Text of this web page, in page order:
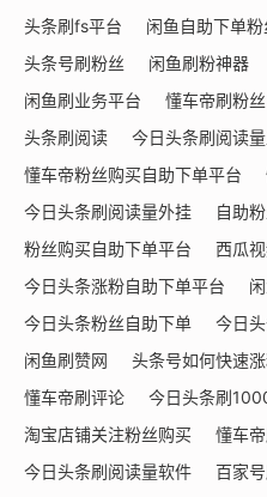
头条刷fs平台
闲鱼自助下单粉
头条号刷粉丝
闲鱼刷粉神器
闲鱼刷业务平台
懂车帝刷粉丝
头条刷阅读
今日头条刷阅读
懂车帝粉丝购买自助下单平台
今日头条刷阅读量外挂
自助
粉丝购买自助下单平台
西瓜
今日头条涨粉自助下单平台
今日头条粉丝自助下单
今日
闲鱼刷赞网
头条号如何快速
懂车帝刷评论
今日头条刷
淘宝店铺关注粉丝购买
懂车
今日头条刷阅读量软件
百家